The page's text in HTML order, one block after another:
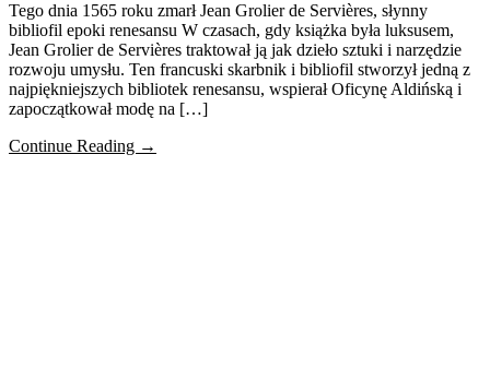
Tego dnia 1565 roku zmarł Jean Grolier de Servières, słynny
bibliofil epoki renesansu W czasach, gdy książka była luksusem,
Jean Grolier de Servières traktował ją jak dzieło sztuki i narzędzie
rozwoju umysłu. Ten francuski skarbnik i bibliofil stworzył jedną z
najpiękniejszych bibliotek renesansu, wspierał Oficynę Aldińską i
zapoczątkował modę na […]
Continue Reading →